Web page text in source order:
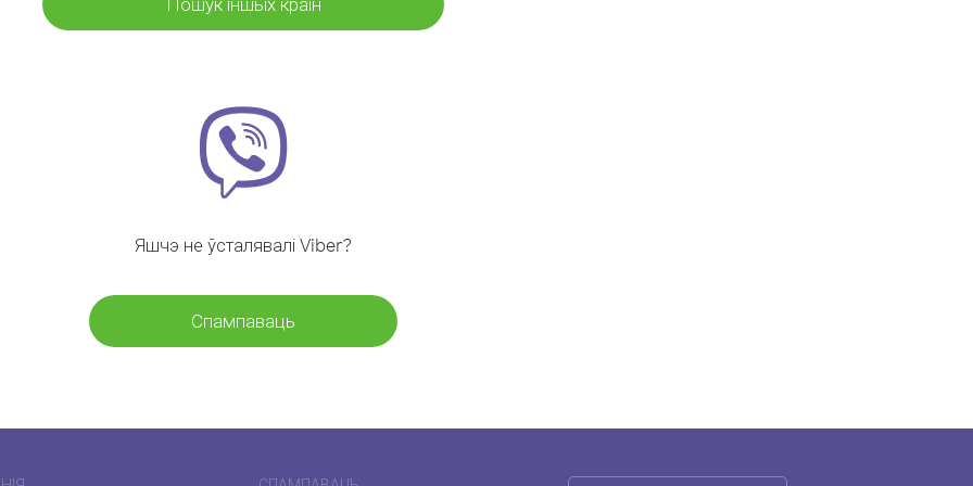
Яшчэ не ўсталявалі Viber?
Спампаваць